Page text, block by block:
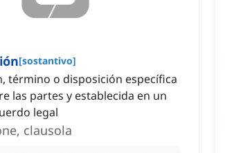
[sostantivo]
término o disposición específica
las partes y establecida en un
legal
clausola